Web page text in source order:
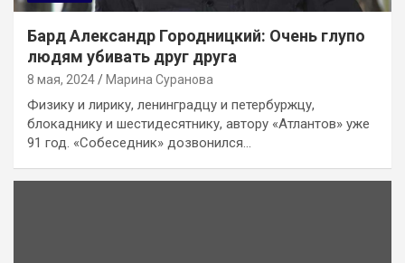
Бард Александр Городницкий: Очень глупо
людям убивать друг друга
8 мая, 2024 Марина Суранова
Физику и лирику, ленинградцу и петербуржцу,
блокаднику и шестидесятнику, автору «Атлантов» уже
91 год. «Собеседник» дозвонился…